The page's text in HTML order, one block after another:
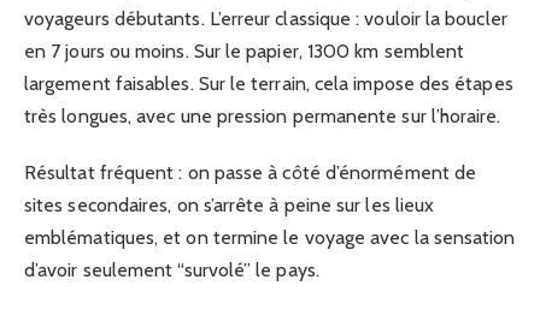
voyageurs débutants. L’erreur classique : vouloir la boucler
en 7 jours ou moins. Sur le papier, 1300 km semblent
largement faisables. Sur le terrain, cela impose des étapes
très longues, avec une pression permanente sur l’horaire.
Résultat fréquent : on passe à côté d’énormément de
sites secondaires, on s’arrête à peine sur les lieux
emblématiques, et on termine le voyage avec la sensation
d’avoir seulement “survolé” le pays.